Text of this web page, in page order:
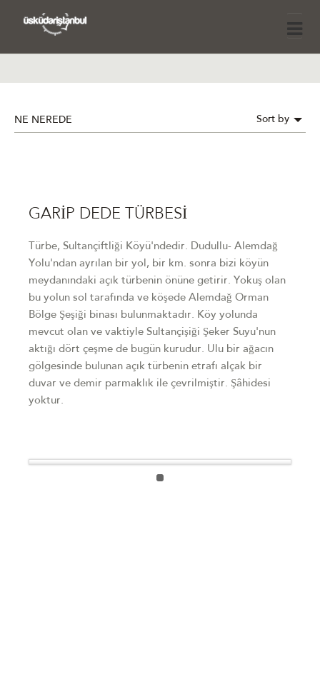
NE NEREDE Sort by
GARİP DEDE TÜRBESİ
Türbe, Sultançiftliği Köyü'ndedir. Dudullu- Alemdağ
Yolu'ndan ayrılan bir yol, bir km. sonra bizi köyün
meydanındaki açık türbenin önüne getirir. Yokuş olan
bu yolun sol tarafında ve köşede Alemdağ Orman
Bölge Şeşiği binası bulunmaktadır. Köy yolunda
mevcut olan ve vaktiyle Sultançişiği Şeker Suyu'nun
aktığı dört çeşme de bugün kurudur. Ulu bir ağacın
gölgesinde bulunan açık türbenin etrafı alçak bir
duvar ve demir parmaklık ile çevrilmiştir. Şâhidesi
yoktur.